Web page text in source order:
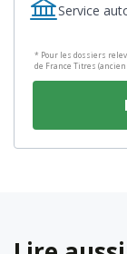
Service
* Pour les dossiers
de France Titres